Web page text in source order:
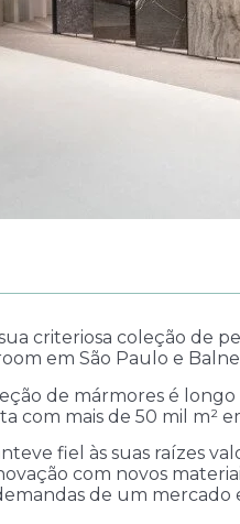
criteriosa coleção de
em São Paulo e
de mármores é
com mais de 50 mil m²
fiel às suas raízes
com novos
de um